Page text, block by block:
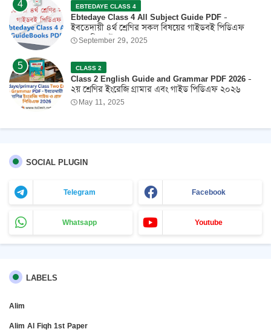
EBTEDAYE CLASS 4
Ebtedaye Class 4 All Subject Guide PDF -
ইবতেদায়ী ৪র্থ শ্রেণির সকল বিষয়ের গাইডবই পিডিএফ
2026 ফ্রি ডাউনলোড
September 29, 2025
CLASS 2
Class 2 English Guide and Grammar PDF 2026 -
২য় শ্রেণির ইংরেজি গ্রামার এবং গাইড পিডিএফ ২০২৬
May 11, 2025
SOCIAL PLUGIN
Telegram Facebook
Whatsapp Youtube
LABELS
Alim
Alim Al Fiqh 1st Paper